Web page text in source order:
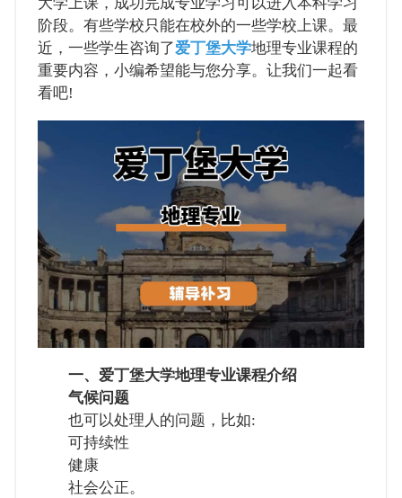
大学上课，成功完成专业学习可以进入本科学习
阶段。有些学校只能在校外的一些学校上课。最
近，一些学生咨询了爱丁堡大学地理专业课程的
重要内容，小编希望能与您分享。让我们一起看
看吧!
一、爱丁堡大学地理专业课程介绍
气候问题
也可以处理人的问题，比如:
可持续性
健康
社会公正。